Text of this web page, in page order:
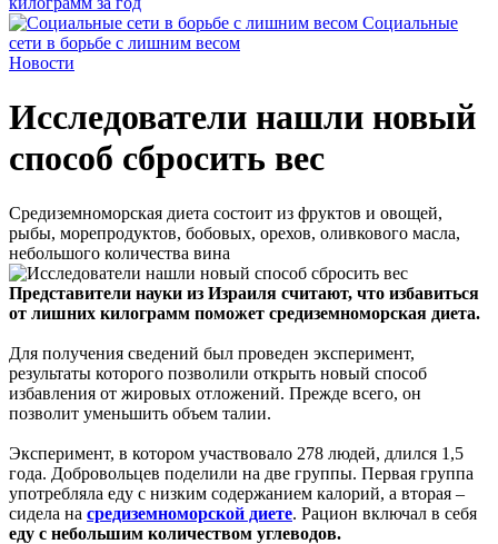
Социальные
сети в борьбе с лишним весом
Новости
Исследователи нашли новый
способ сбросить вес
Средиземноморская диета состоит из фруктов и овощей,
рыбы, морепродуктов, бобовых, орехов, оливкового масла,
небольшого количества вина
Представители науки из Израиля считают, что избавиться
от лишних килограмм поможет средиземноморская диета.
Для получения сведений был проведен эксперимент,
результаты которого позволили открыть новый способ
избавления от жировых отложений. Прежде всего, он
позволит уменьшить объем талии.
Эксперимент, в котором участвовало 278 людей, длился 1,5
года. Добровольцев поделили на две группы. Первая группа
употребляла еду с низким содержанием калорий, а вторая –
сидела на средиземноморской диете. Рацион включал в себя
еду с небольшим количеством углеводов.